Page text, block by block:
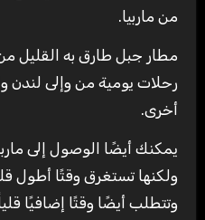
من ماربيا.
مطار جبل طارق به القليل
رحلات يومية من وإلى لندن
أخرى.
يمكنك أيضًا الوصول إلى
وتتطلب أيضًا وقتًا إضافيًا